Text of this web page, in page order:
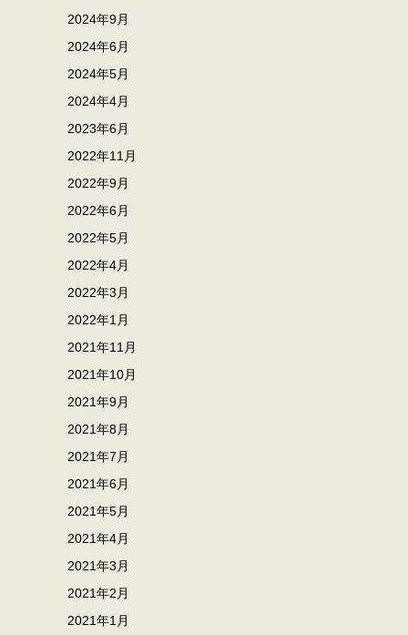
2024年9月
2024年6月
2024年5月
2024年4月
2023年6月
2022年11月
2022年9月
2022年6月
2022年5月
2022年4月
2022年3月
2022年1月
2021年11月
2021年10月
2021年9月
2021年8月
2021年7月
2021年6月
2021年5月
2021年4月
2021年3月
2021年2月
2021年1月